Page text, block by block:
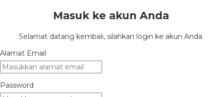
Masuk ke akun Anda
Selamat datang kembali, silahkan login ke akun Anda.
Alamat Email
Password